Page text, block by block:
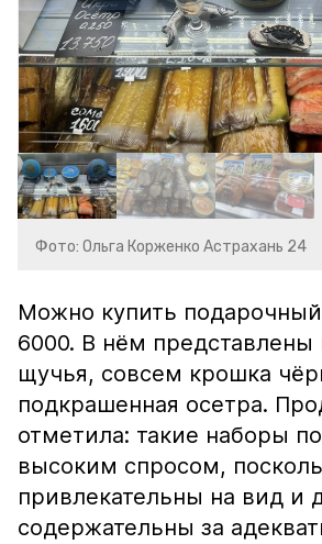
Фото: Ольга Корженко Астрахань 24
Можно купить
6000. В нём
щучья, совсем крошка
подкрашенная осетра.
отметила: такие наборы
высоким спросом,
привлекательны на вид и
содержательны за